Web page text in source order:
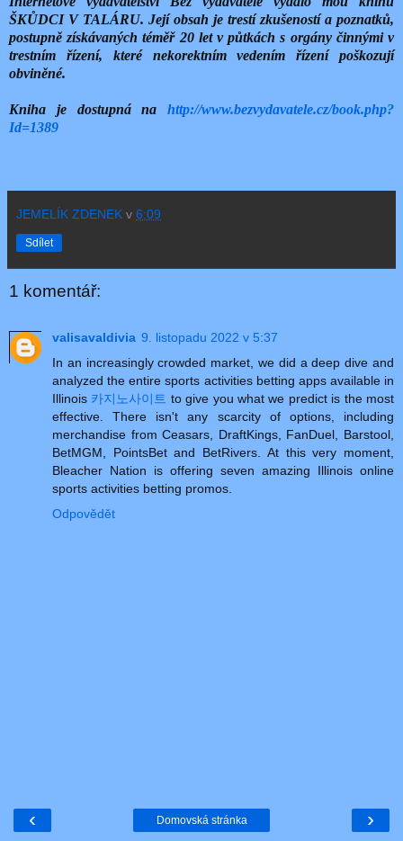
ŠKŮDCI V TALÁRU. Její obsah je trestí zkušeností a poznatků,
postupně získávaných téměř 20 let v půtkách s orgány činnými v
trestním řízení, které nekorektním vedením řízení poškozují
obviněné.
Kniha je dostupná na http://www.bezvydavatele.cz/book.php?
Id=1389
JEMELÍK ZDENEK v 6:09
Sdílet
1 komentář:
valisavaldivia 9. listopadu 2022 v 5:37
In an increasingly crowded market, we did a deep dive and
analyzed the entire sports activities betting apps available in
Illinois 카지노사이트 to give you what we predict is the most
effective. There isn't any scarcity of options, including
merchandise from Ceasars, DraftKings, FanDuel, Barstool,
BetMGM, PointsBet and BetRivers. At this very moment,
Bleacher Nation is offering seven amazing Illinois online
sports activities betting promos.
Odpovědět
‹ ›
Domovská stránka